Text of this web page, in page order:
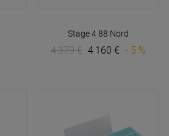
Stage 4 88 Nord
4 379 € 4 160 € - 5 %